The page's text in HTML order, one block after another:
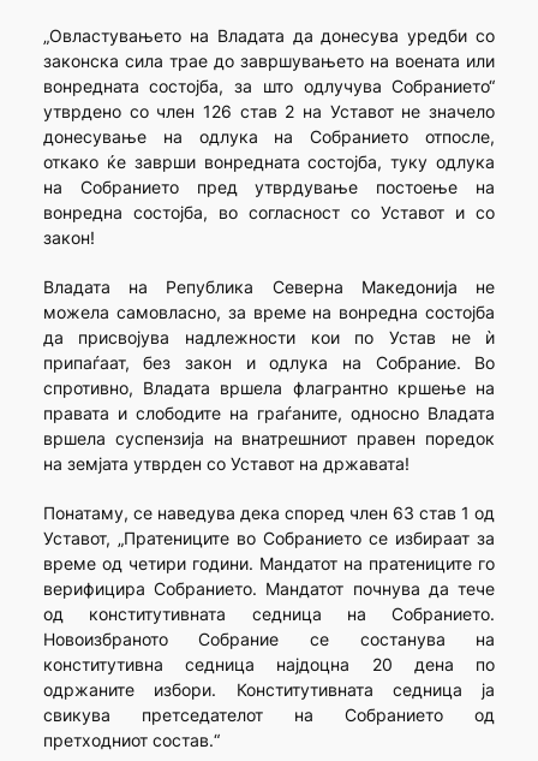
„Овластувањето на Владата да донесува уредби со
законска сила трае до завршувањето на воената или
вонредната состојба, за што одлучува Собранието“
утврдено со член 126 став 2 на Уставот не значело
донесување на одлука на Собранието отпосле,
откако ќе заврши вонредната состојба, туку одлука
на Собранието пред утврдување постоење на
вонредна состојба, во согласност со Уставот и со
закон!
Владата на Република Северна Македонија не
можела самовласно, за време на вонредна состојба
да присвојува надлежности кои по Устав не ѝ
припаѓаат, без закон и одлука на Собрание. Во
спротивно, Владата вршела флагрантно кршење на
правата и слободите на граѓаните, односно Владата
вршела суспензија на внатрешниот правен поредок
на земјата утврден со Уставот на државата!
Понатаму, се наведува дека според член 63 став 1 од
Уставот, „Пратениците во Собранието се избираат за
време од четири години. Мандатот на пратениците го
верифицира Собранието. Мандатот почнува да тече
од конститутивната седница на Собранието.
Новоизбраното Собрание се состанува на
конститутивна седница најдоцна 20 дена по
одржаните избори. Конститутивната седница ја
свикува претседателот на Собранието од
претходниот состав.“